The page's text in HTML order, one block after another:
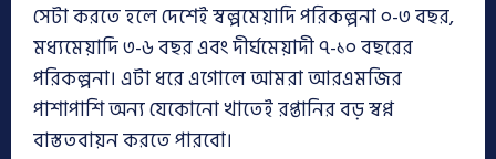
সেটা করতে হলে দেশেই স্বল্পমেয়াদি পরিকল্পনা ০-৩ বছর,
মধ্যমেয়াদি ৩-৬ বছর এবং দীর্ঘমেয়াদী ৭-১০ বছরের
পরিকল্পনা। এটা ধরে এগোলে আমরা আরএমজির
পাশাপাশি অন্য যেকোনো খাতেই রপ্তানির বড় স্বপ্ন
বাস্ততবায়ন করতে পারবো।